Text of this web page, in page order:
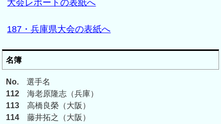
大会レポートの表紙へ
187・兵庫県大会の表紙へ
名簿
No. 選手名
112 海老原隆志（兵庫）
113 高橋良榮（大阪）
114 藤井拓之（大阪）